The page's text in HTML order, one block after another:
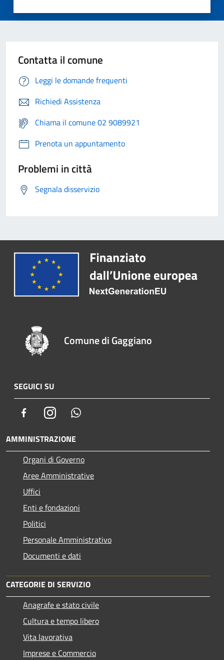
Contatta il comune
Leggi le domande frequenti
Richiedi Assistenza
Chiama il comune 02 9089921
Prenota un appuntamento
Problemi in città
Segnala disservizio
Comune di Gaggiano
SEGUICI SU
FacebookInstagram
AMMINISTRAZIONE
Organi di Governo
Aree Amministrative
Uffici
Enti e fondazioni
Politici
Personale Amministrativo
Documenti e dati
CATEGORIE DI SERVIZIO
Anagrafe e stato civile
Cultura e tempo libero
Vita lavorativa
Imprese e Commercio